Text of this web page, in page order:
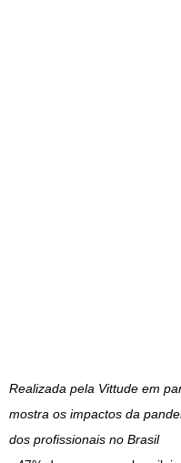
Realizada pela Vittude em
mostra os impactos da
dos profissionais no Brasil